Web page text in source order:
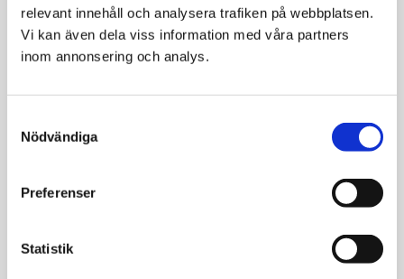
relevant innehåll och analysera trafiken på webbplatsen.
Vi kan även dela viss information med våra partners
inom annonsering och analys.
Selection
Nödvändiga
Preferenser
Statistik
inflammation i mage/tarm
eller matvägran och
återhämtning
365
VÄLJ VARIANT
avvänjningsdiarré),
inflammation i mage/tarm
eller matvägran och
29